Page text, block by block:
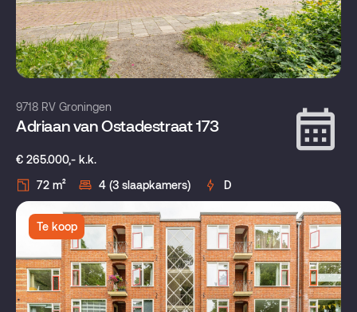
9718 RV Groningen
Adriaan van Ostadestraat 173
€ 265.000,- k.k.
72 m²
4 (3 slaapkamers) D
Te koop